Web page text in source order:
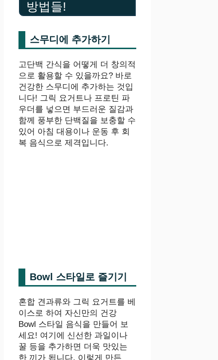
방법들!
스무디에 추가하기
고단백 간식을 어떻게 더 창의적
으로 활용할 수 있을까요? 바로
건강한 스무디에 추가하는 것입
니다! 그릭 요거트나 프로틴 파
우더를 넣으면 부드러운 질감과
함께 풍부한 단백질을 보충할 수
있어 아침 대용이나 운동 후 회
복 음식으로 제격입니다.
Bowl 스타일로 즐기기
혼합 견과류와 그릭 요거트를 베
이스로 하여 자신만의 건강
Bowl 스타일 음식을 만들어 보
세요! 여기에 신선한 과일이나
꿀 등을 추가하면 더욱 맛있는
한 끼가 됩니다. 이렇게 만든